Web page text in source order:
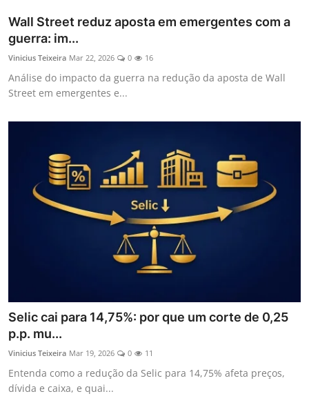
Wall Street reduz aposta em emergentes com a
guerra: im...
Vinicius Teixeira Mar 22, 2026 0 16
Análise do impacto da guerra na redução da aposta de Wall
Street em emergentes e...
Selic cai para 14,75%: por que um corte de 0,25
p.p. mu...
Vinicius Teixeira Mar 19, 2026 0 11
Entenda como a redução da Selic para 14,75% afeta preços,
dívida e caixa, e quai...